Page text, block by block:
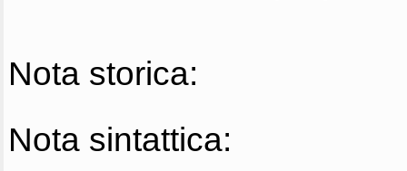
Nota storica:
Nota sintattica: